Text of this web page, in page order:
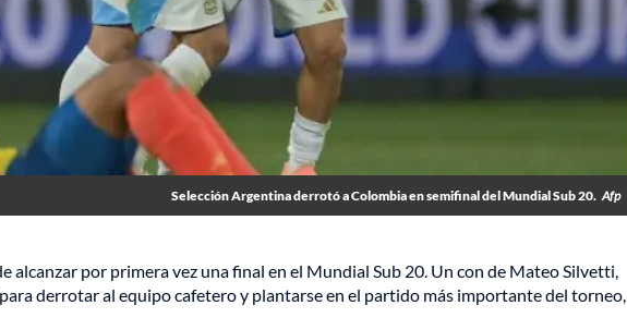
Selección Argentina derrotó a Colombia en semifinal del Mundial Sub 20. Afp
alcanzar por primera vez una final en el Mundial Sub 20. Un con de Mateo Silvetti,
para derrotar al equipo cafetero y plantarse en el partido más importante del torneo,